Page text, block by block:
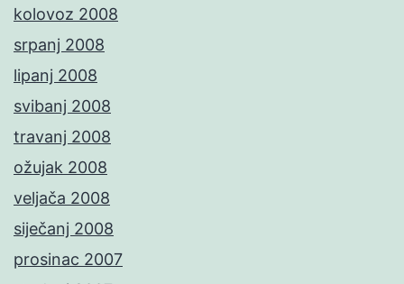
kolovoz 2008
srpanj 2008
lipanj 2008
svibanj 2008
travanj 2008
ožujak 2008
veljača 2008
siječanj 2008
prosinac 2007